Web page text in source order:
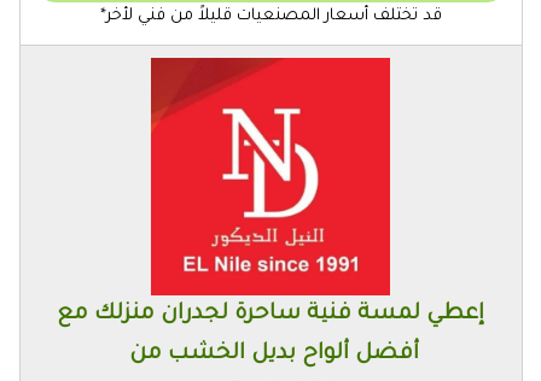
قد تختلف أسعار المصنعيات قليلاً من فني لأخر*
إعطي لمسة فنية ساحرة لجدران منزلك مع
أفضل ألواح بديل الخشب من